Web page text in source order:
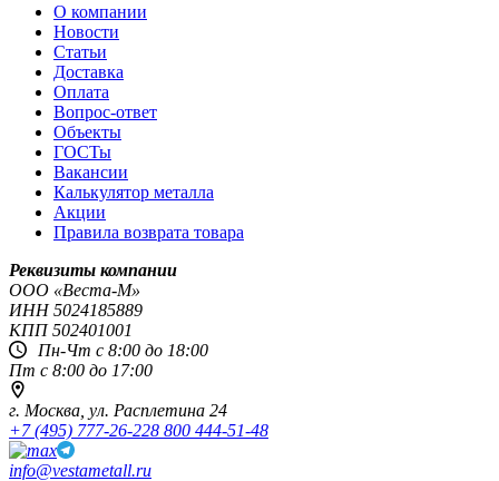
О компании
Новости
Статьи
Доставка
Оплата
Вопрос-ответ
Объекты
ГОСТы
Вакансии
Калькулятор металла
Акции
Правила возврата товара
Реквизиты компании
OOO «Веста-М»
ИНН5024185889
КПП502401001
Пн-Чт с 8:00 до 18:00
Пт с 8:00 до 17:00
г. Москва, ул. Расплетина 24
+7 (495) 777-26-228 800 444-51-48
info@vestametall.ru